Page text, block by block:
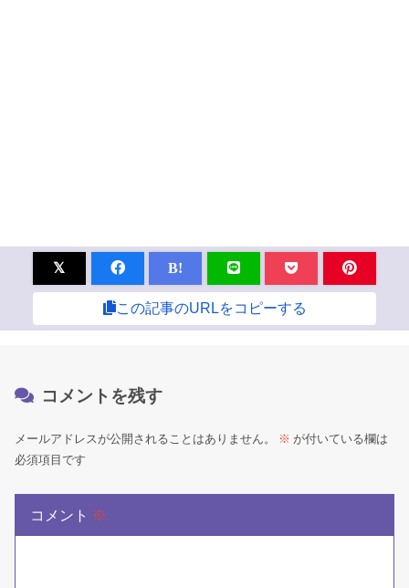
B!
この記事のURLをコピーする
コメントを残す
メールアドレスが公開されることはありません。 ※ が付いている欄は
必須項目です
コメント ※